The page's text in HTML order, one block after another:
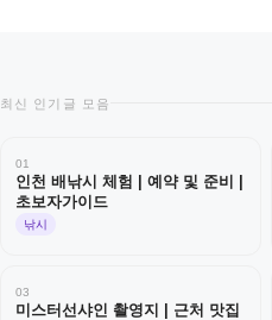
최신 인기글 모음
01
인천 배낚시 체험 | 예약 및 준비 |
초보자가이드
낚시
03
미스터선샤인 촬영지 | 근처 맛집